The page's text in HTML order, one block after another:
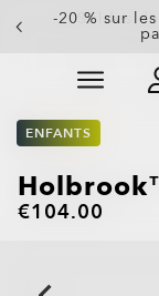
content
-20 % sur
Slide 3 of 3. -20
ENFANTS
€104.00